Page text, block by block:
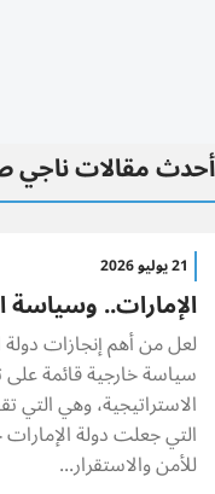
أحدث مقالات
21 يوليو 2026
الإمارات.. وسياسة
لعل من أهم إنجازات دولة
سياسة خارجية قائمة على
الاستراتيجية، وهي التي
التي جعلت دولة
للأمن والاستقرار...